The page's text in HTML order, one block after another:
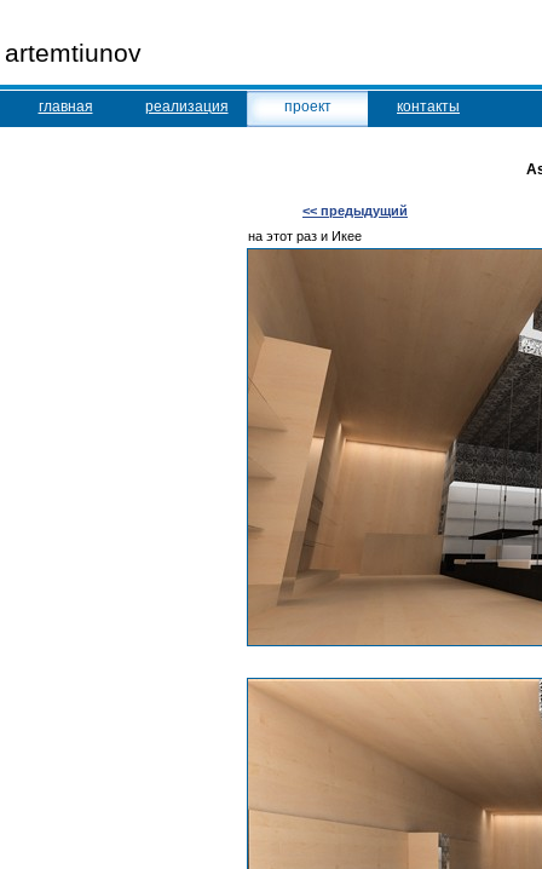
artemtiunov
главная реализация проект контакты
<< предыдущий
на этот раз и Икее